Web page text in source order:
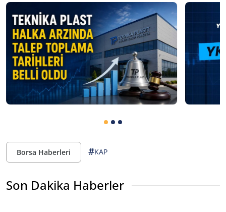
Borsa Haberleri #KAP
Son Dakika Haberler